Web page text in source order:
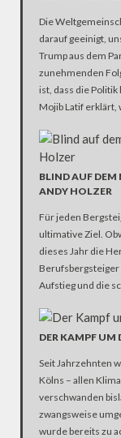
Die
darauf geeinigt,
Trump aus dem
zunehmenden
ist, dass die
Mojib Latif erklärt,
BLIND AUF
ANDY HOLZER
Für jeden
ultimative Ziel.
dieses Jahr die
Aufstieg und die
DER KAMPF UM
Seit Jahrzehnten
Kölns – allen
verschwanden
zwangsweise
wurde bereits zu